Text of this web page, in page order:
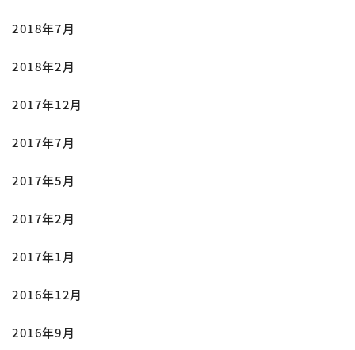
2018年7月
2018年2月
2017年12月
2017年7月
2017年5月
2017年2月
2017年1月
2016年12月
2016年9月